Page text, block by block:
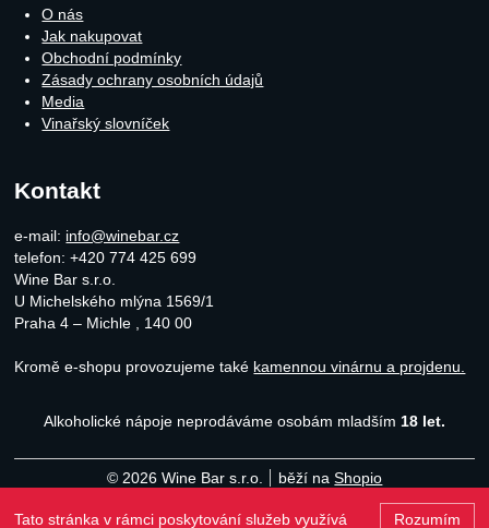
Tato stránka v rámci poskytování služeb využívá Rozumím
O nás
Jak nakupovat
Obchodní podmínky
Zásady ochrany osobních údajů
Media
Vinařský slovníček
Kontakt
e-mail: info@winebar.cz
telefon: +420 774 425 699
Wine Bar s.r.o.
U Michelského mlýna 1569/1
Praha 4 – Michle
140 00
Kromě e-shopu provozujeme také kamennou vinárnu a projdenu.
Alkoholické nápoje neprodáváme osobám mladším 18 let.
© 2026 Wine Bar s.r.o. běží naShopio